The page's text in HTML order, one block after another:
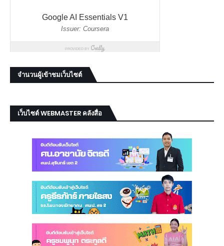
จำนวนผู้เข้าชมเว็บไซต์
เว็บไซต์ WEBMASTER คลังสื่อ